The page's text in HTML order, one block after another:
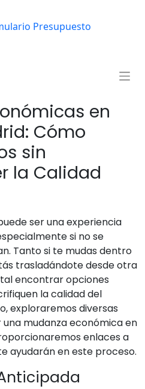
en
Cómo
sin
la Calidad
ser una experiencia
si no se
Tanto si te mudas dentro
trasladándote desde otra
encontrar opciones
la calidad del
exploraremos diversas
mudanza económica en
enlaces a
ayudarán en este proceso.